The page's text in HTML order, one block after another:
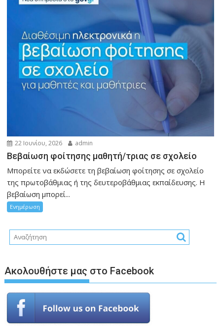
22 Ιουνίου, 2026 admin
Βεβαίωση φοίτησης μαθητή/τριας σε σχολείο
Μπορείτε να εκδώσετε τη βεβαίωση φοίτησης σε σχολείο
της πρωτοβάθμιας ή της δευτεροβάθμιας εκπαίδευσης. Η
βεβαίωση μπορεί...
Ενημέρωση
Ακολουθήστε μας στο Facebook